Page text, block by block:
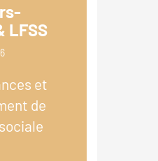
LFSS
et
de